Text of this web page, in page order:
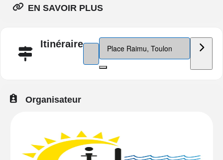
EN SAVOIR PLUS
ItinéraireAddress - Vide Greniers place Raimu []
Destination Address - Vide Greniers
Organisateur